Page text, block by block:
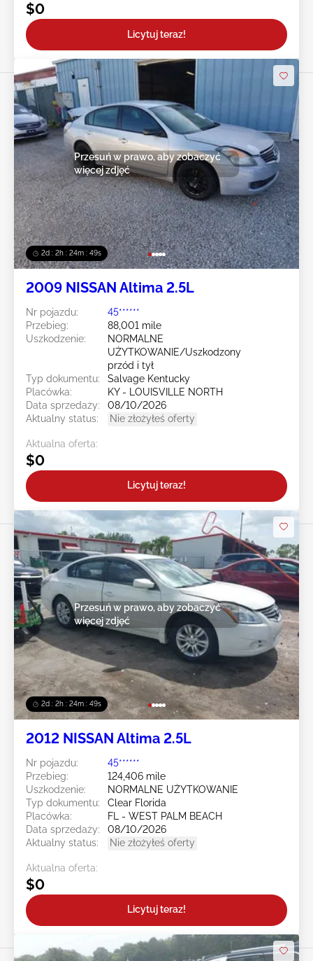
$0
Licytuj teraz!
2d : 2h : 24m : 47s
Przesuń w prawo, aby zobaczyć
więcej zdjęć
2009 NISSAN Altima 2.5L
Nr pojazdu:
45******
Przebieg:
88,001 mile
Uszkodzenie:
NORMALNE
UŻYTKOWANIE/Uszkodzony
przód i tył
Typ dokumentu:
Salvage Kentucky
Placówka:
KY - LOUISVILLE NORTH
Data sprzedaży:
08/10/2026
Aktualny status:
Nie złożyłeś oferty
Aktualna oferta:
$0
Licytuj teraz!
2d : 2h : 24m : 47s
Przesuń w prawo, aby zobaczyć
więcej zdjęć
2012 NISSAN Altima 2.5L
Nr pojazdu:
45******
Przebieg:
124,406 mile
Uszkodzenie:
NORMALNE UŻYTKOWANIE
Typ dokumentu:
Clear Florida
Placówka:
FL - WEST PALM BEACH
Data sprzedaży:
08/10/2026
Aktualny status:
Nie złożyłeś oferty
Aktualna oferta:
$0
Licytuj teraz!